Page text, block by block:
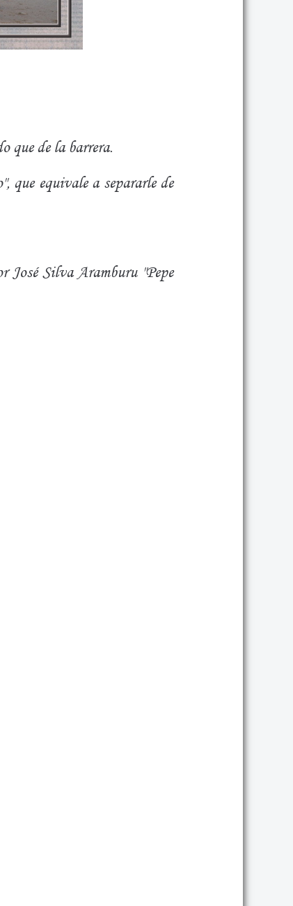
que de la barrera.
equivale a separarle de
José Silva Aramburu "Pepe